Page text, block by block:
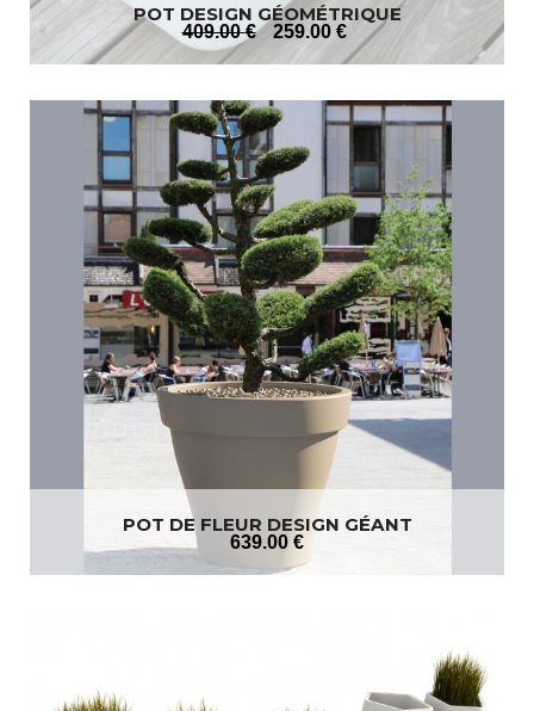
POT DESIGN GÉOMÉTRIQUE
409.00 € 259.00 €
POT DE FLEUR DESIGN GÉANT
639.00 €